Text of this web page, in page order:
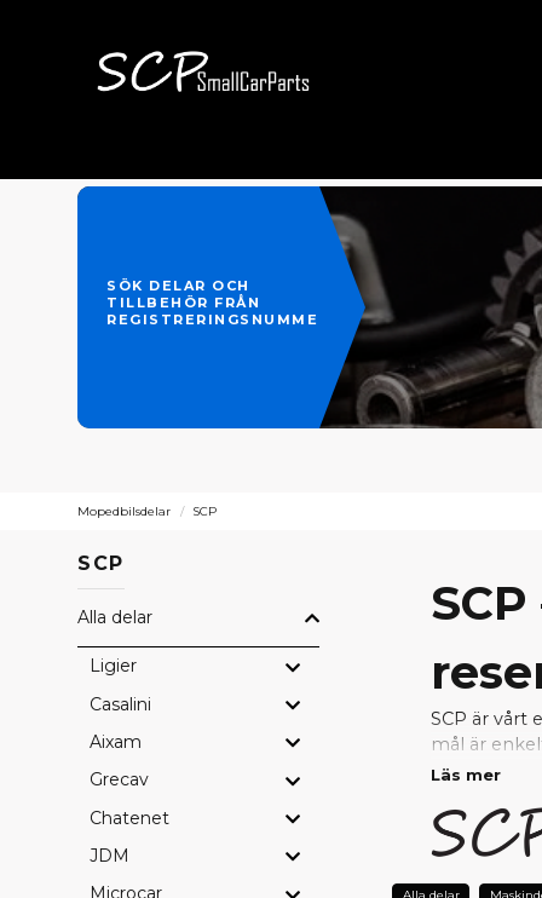
SÖK DELAR OCH
TILLBEHÖR FRÅN
REGISTRERINGSNUMMER
Mopedbilsdelar SCP
SCP
Alla delar
Ligier
Casalini
Aixam
Grecav
Chatenet
JDM
Microcar
SCP är vårt
mål är
uppfyller
reparera
Läs mer